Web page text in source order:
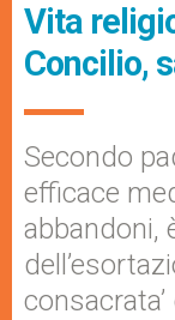
Vita
Concilio,
Secondo
efficace
abbandoni,